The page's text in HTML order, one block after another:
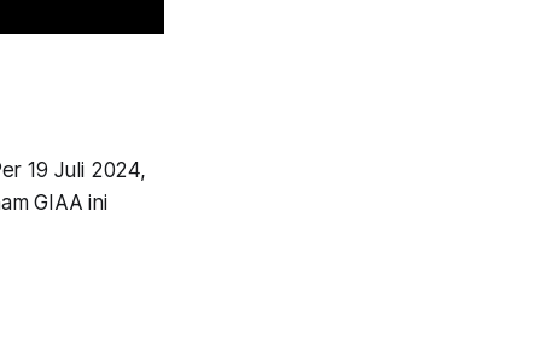
19 Juli 2024,
GIAA ini